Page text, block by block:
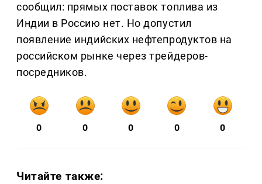
сообщил: прямых поставок топлива из
Индии в Россию нет. Но допустил
появление индийских нефтепродуктов на
российском рынке через трейдеров-
посредников.
0 0 0 0 0
Читайте также: